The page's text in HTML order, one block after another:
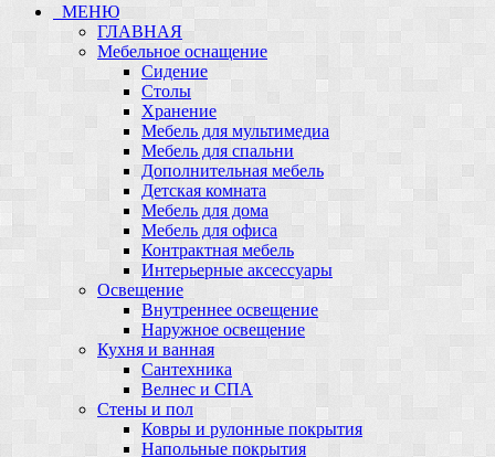
МЕНЮ
ГЛАВНАЯ
Мебельное оснащение
Сидение
Столы
Хранение
Мебель для мультимедиа
Мебель для спальни
Дополнительная мебель
Детская комната
Мебель для дома
Мебель для офиса
Контрактная мебель
Интерьерные аксессуары
Освещение
Внутреннее освещение
Наружное освещение
Кухня и ванная
Сантехника
Велнес и СПА
Стены и пол
Ковры и рулонные покрытия
Напольные покрытия